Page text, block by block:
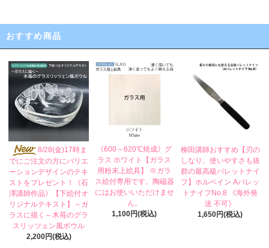
おすすめ商品
8/28(金)17時ま
でにご注文の方にバリエ
ーションデザインのテキ
ストをプレゼント！《石
澤講師作品》【下絵付オ
リジナルテキスト】～ガ
ラスに描く～木苺のグラ
スリッツェン風ボウル
2,200円(税込)
《600～620℃焼成》グ
ラス ホワイト【ガラス
用粉末上絵具】 ※ガラ
ス絵付専用です。陶磁器
にはお使いいただけませ
ん。
1,100円(税込)
柳田講師おすすめ【刃の
しなり、使いやすさも抜
群の最高級パレットナイ
フ】ホルベイン Aパレッ
トナイフNo.8 《海外発
送 不可》
1,650円(税込)